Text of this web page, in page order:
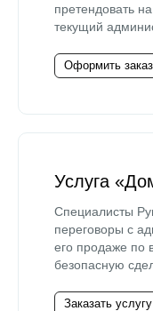
претендовать
текущий
Оформить заказ
Услуга
Специалисты
переговоры с
его продаже по
безопасную
Заказать услугу